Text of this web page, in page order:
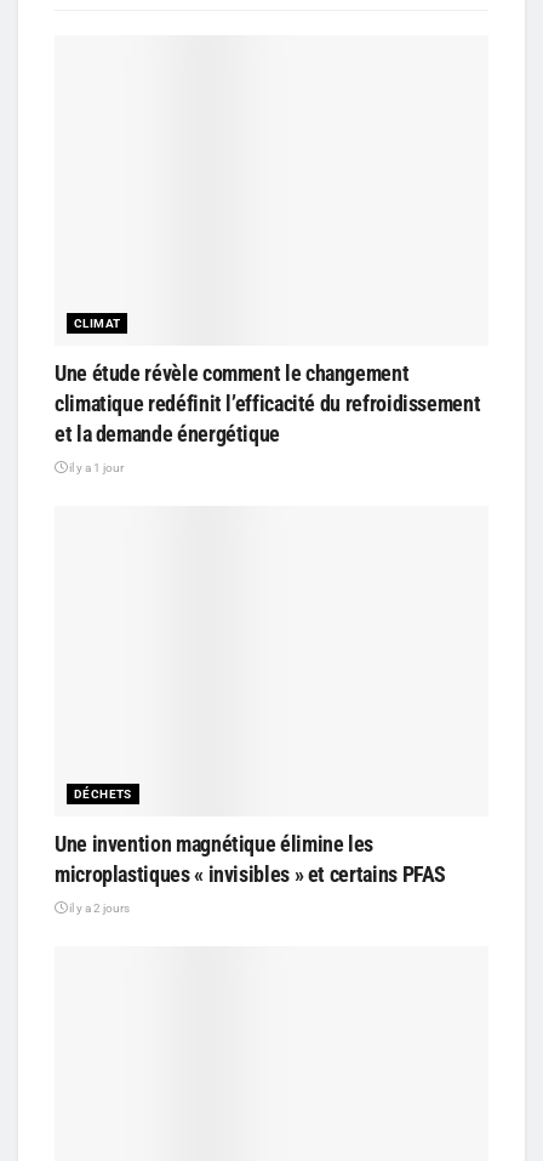
CLIMAT
Une étude révèle comment le changement
climatique redéfinit l’efficacité du refroidissement
et la demande énergétique
il y a 1 jour
DÉCHETS
Une invention magnétique élimine les
microplastiques « invisibles » et certains PFAS
il y a 2 jours